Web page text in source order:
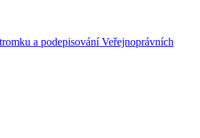
a podepisování Veřejnoprávních